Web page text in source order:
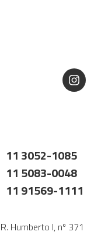
11 3052-1085
11 5083-0048
11 91569-1111
R. Humberto I, nº